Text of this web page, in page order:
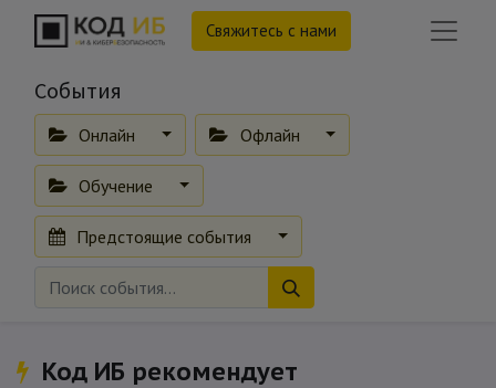
Свяжитесь с нами
События
Онлайн Офлайн
Обучение
Предстоящие события
Код ИБ рекомендует